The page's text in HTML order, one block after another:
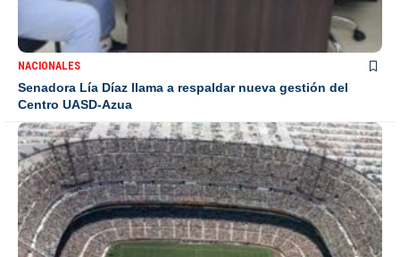
NACIONALES
Senadora Lía Díaz llama a respaldar nueva gestión del
Centro UASD-Azua